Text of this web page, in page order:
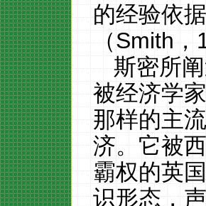
的经验依
（Smith，
斯密所
被经济学
那样的主
济。它被
霸权的英
识形态，